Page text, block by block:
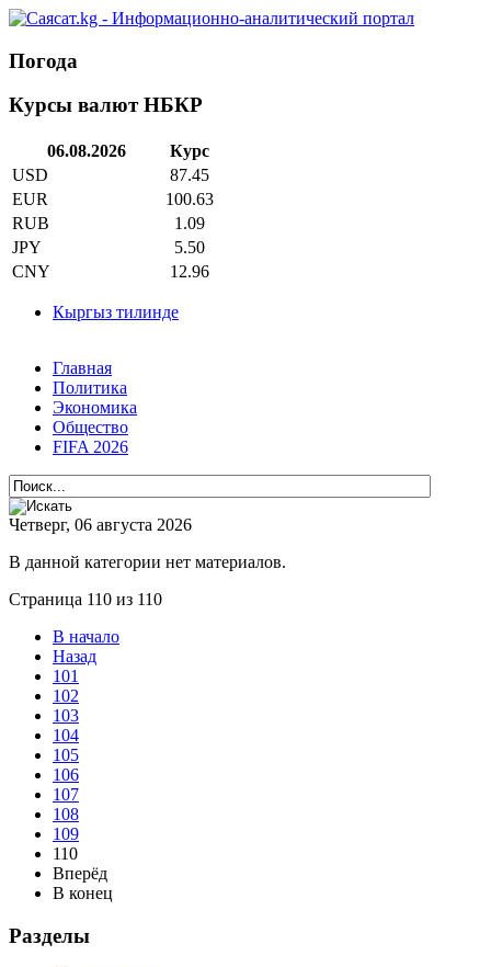
Погода
Курсы валют НБКР
06.08.2026
Курс
USD
87.45
EUR
100.63
RUB
1.09
JPY
5.50
CNY
12.96
Кыргыз тилинде
Главная
Политика
Экономика
Общество
FIFA 2026
Четверг, 06 августа 2026
В данной категории нет материалов.
Страница 110 из 110
В начало
Назад
101
102
103
104
105
106
107
108
109
110
Вперёд
В конец
Разделы